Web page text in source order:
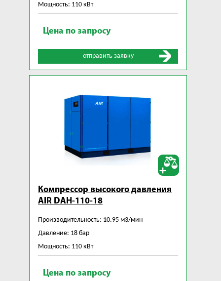
Мощность: 110 кВт
Цена по запросу
отправить заявку
Компрессор высокого давления
AIR DAH-110-18
Производительность: 10.95 м3/мин
Давление: 18 бар
Мощность: 110 кВт
Цена по запросу